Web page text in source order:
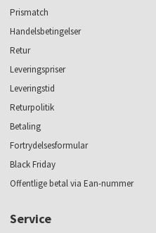
Prismatch
Handelsbetingelser
Retur
Leveringspriser
Leveringstid
Returpolitik
Betaling
Fortrydelsesformular
Black Friday
Offentlige betal via Ean-nummer
Service